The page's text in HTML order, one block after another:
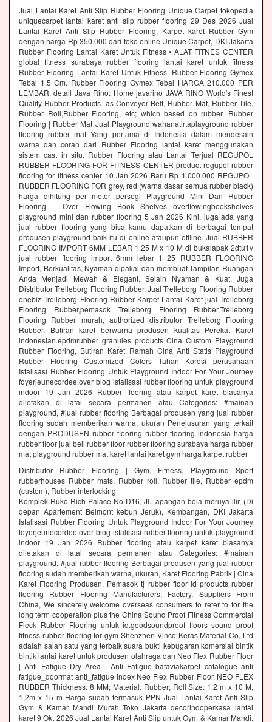
Jual Lantai Karet Anti Slip Rubber Flooring Unique Carpet tokopedia
uniquecarpet lantai karet anti slip rubber flooring 29 Des 2026 Jual
Lantai Karet Anti Slip Rubber Flooring, Karpet karet Rubber Gym
dengan harga Rp 350.000 dari toko online Unique Carpet, DKI Jakarta
Rubber Flooring Lantai Karet Untuk Fitness • ALAT FITNES CENTER
global fitness surabaya rubber flooring lantai karet untuk fitness
Rubber Flooring Lantai Karet Untuk Fitness. Rubber Flooring Gymex
Tebal 1,5 Cm. Rubber Flooring Gymex Tebal HARGA 210.000 PER
LEMBAR. detail Java Rino: Home javarino JAVA RINO World's Finest
Quality Rubber Products. as Conveyor Belt, Rubber Mat, Rubber Tile,
Rubber Roll,Rubber Flooring, etc; which based on rubber. Rubber
Flooring | Rubber Mat Jual Playground wahanatirtaplayground rubber
flooring rubber mat Yang pertama di Indonesia dalam mendesain
warna dan coran dari Rubber Flooring lantai karet menggunakan
sistem cast in situ. Rubber Flooring atau Lantai Terjual REGUPOL
RUBBER FLOORING FOR FITNESS CENTER product regupol rubber
flooring for fitness center 10 Jan 2026 Baru Rp 1.000.000 REGUPOL
RUBBER FLOORING FOR grey, red (warna dasar semua rubber black)
harga dihitung per meter persegi Playground Mini Dan Rubber
Flooring – Over Flowing Book Shelves overflowingbookshelves
playground mini dan rubber flooring 5 Jan 2026 Kini, juga ada yang
jual rubber flooring yang bisa kamu dapatkan di berbagai tempat
produsen playground baik itu di online ataupun offline. Jual RUBBER
FLOORING IMPORT 6MM LEBAR 1,25 M x 10 M di bukalapak 2dtu1v
jual rubber flooring import 6mm lebar 1 25 RUBBER FLOORING
Import, Berkualitas, Nyaman dipakai dan membuat Tampilan Ruangan
Anda Menjadi Mewah & Elegant. Selain Nyaman & Kuat, Juga
Distributor Trelleborg Flooring Rubber, Jual Trelleborg Flooring Rubber
onebiz Trelleborg Flooring Rubber Karpet Lantai Karet jual Trelleborg
Flooring Rubber,pemasok Trelleborg Flooring Rubber,Trelleborg
Flooring Rubber murah, authorized distributor Trelleborg Flooring
Rubber. Butiran karet berwarna produsen kualitas Perekat Karet
indonesian.epdmrubber granules products Cina Custom Playground
Rubber Flooring, Butiran Karet Ramah Cina Anti Statis Playground
Rubber Flooring Customized Colors Tahan Korosi perusahaan
Istalisasi Rubber Flooring Untuk Playground Indoor For Your Journey
foyerjeunecordee.over blog istalisasi rubber flooring untuk playground
indoor 19 Jan 2026 Rubber flooring atau karpet karet biasanya
diletakan di latai secara permanen atau Categories: #mainan
playground, #jual rubber flooring Berbagai produsen yang jual rubber
flooring sudah memberikan warna, ukuran Penelusuran yang terkait
dengan PRODUSEN rubber flooring rubber flooring indonesia harga
rubber floor jual beli rubber floor rubber flooring surabaya harga rubber
mat playground rubber mat karet lantai karet gym harga karpet rubber
Distributor Rubber Flooring | Gym, Fitness, Playground Sport
rubberhouses Rubber mats, Rubber roll, Rubber tile, Rubber epdm
(custom), Rubber interlocking
Komplek Ruko Rich Palace No D16, Jl.Lapangan bola meruya ilir, (Di
depan Apartement Belmont kebun Jeruk), Kembangan, DKI Jakarta
Istalisasi Rubber Flooring Untuk Playground Indoor For Your Journey
foyerjeunecordee.over blog istalisasi rubber flooring untuk playground
indoor 19 Jan 2026 Rubber flooring atau karpet karet biasanya
diletakan di latai secara permanen atau Categories: #mainan
playground, #jual rubber flooring Berbagai produsen yang jual rubber
flooring sudah memberikan warna, ukuran, Karet Flooring Pabrik | Cina
Karet Flooring Produsen, Pemasok tj rubber floor id products rubber
flooring Rubber Flooring Manufacturers, Factory, Suppliers From
China, We sincerely welcome overseas consumers to refer to for the
long term cooperation plus the China Sound Proof Fitness Commercial
Fleck Rubber Flooring untuk id.goodsoundproof floors sound proof
fitness rubber flooring for gym Shenzhen Vinco Keras Material Co, Ltd
adalah salah satu yang terbaik suara bukti kebugaran komersial bintik
bintik lantai karet untuk produsen olahraga dan Neo Flex Rubber Floor
| Anti Fatigue Dry Area | Anti Fatigue bataviakarpet catalogue anti
fatigue_doormat anti_fatigue index Neo Flex Rubber Floor. NEO FLEX
RUBBER Thickness: 8 MM; Material: Rubber; Roll Size: 1,2 m x 10 M,
1,2m x 15 m Harga sudah termasuk PPN Jual Lantai Karet Anti Slip
Gym & Kamar Mandi Murah Toko Jakarta decorindoperkasa lantai
karet 9 Okt 2026 Jual Lantai Karet Anti Slip untuk Gym & Kamar Mandi.